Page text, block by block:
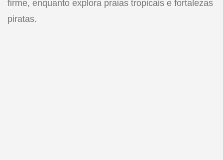
firme, enquanto explora praias tropicais e fortalezas
piratas.